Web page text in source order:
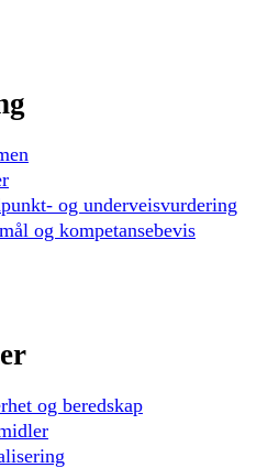
og underveisvurdering
og kompetansebevis
og beredskap